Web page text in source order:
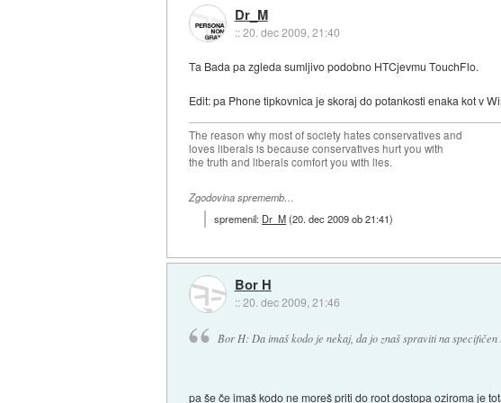
Dr_M
::20. dec 2009, 21:40
Ta Bada pa zgleda sumljivo podobno HTCjevmu TouchFlo.
Edit: pa Phone tipkovnica je skoraj do potankosti enaka kot v
The reason why most of society hates conservatives and
loves liberals is because conservatives hurt you with
the truth and liberals comfort you with lies.
Zgodovina sprememb…
spremenil: Dr_M(20. dec 2009 ob 21:41)
Bor H
::20. dec 2009, 21:46
Bor H: Da imaš kodo je nekaj, da jo znaš spraviti na specifičen
pa še če imaš kodo ne moreš priti do root dostopa oziroma je